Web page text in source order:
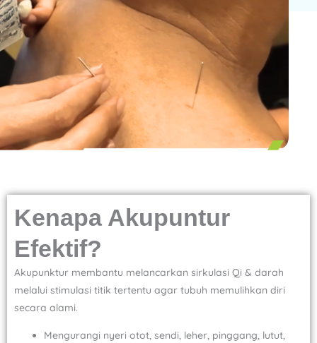
Kenapa Akupuntur
Efektif?
Akupunktur membantu melancarkan sirkulasi Qi & darah
melalui stimulasi titik tertentu agar tubuh memulihkan diri
secara alami.
Mengurangi nyeri otot, sendi, leher, pinggang, lutut,